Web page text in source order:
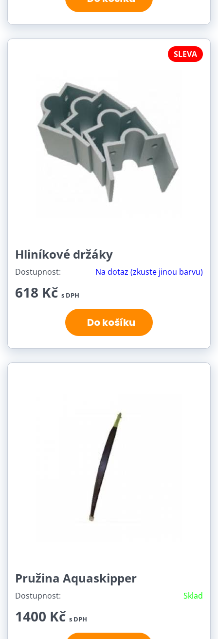
SLEVA
Hliníkové držáky
Dostupnost: Na dotaz (zkuste jinou barvu)
618 Kč s DPH
Do košíku
Pružina Aquaskipper
Dostupnost: Sklad
1400 Kč s DPH